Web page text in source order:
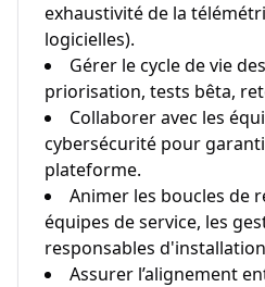
exhaustivité de la
logicielles).
Gérer le cycle de vie
priorisation, tests bêta,
Collaborer avec les
cybersécurité pour
plateforme.
Animer les boucles de
équipes de service, les
responsables
Assurer l’alignement